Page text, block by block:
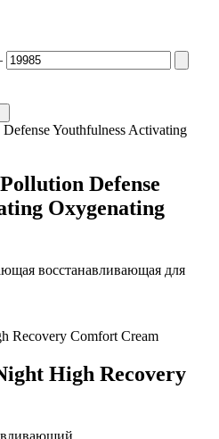
Defense
Oxygenating
восстанавливающая для
High Recovery